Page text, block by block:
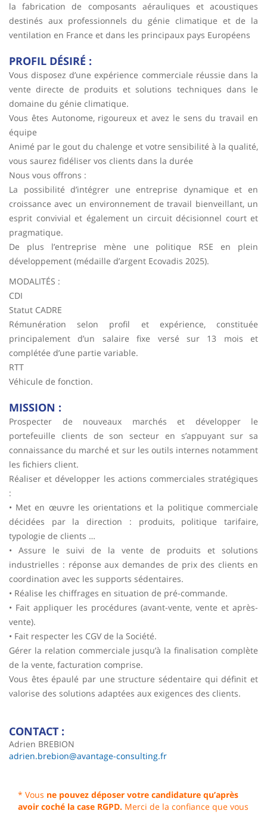
la fabrication de composants aérauliques et acoustiques
destinés aux professionnels du génie climatique et de la
ventilation en France et dans les principaux pays Européens
PROFIL DÉSIRÉ :
Vous disposez d’une expérience commerciale réussie dans la
vente directe de produits et solutions techniques dans le
domaine du génie climatique.
Vous êtes Autonome, rigoureux et avez le sens du travail en
équipe
Animé par le gout du chalenge et votre sensibilité à la qualité,
vous saurez fidéliser vos clients dans la durée
Nous vous offrons :
La possibilité d’intégrer une entreprise dynamique et en
croissance avec un environnement de travail bienveillant, un
esprit convivial et également un circuit décisionnel court et
pragmatique.
De plus l’entreprise mène une politique RSE en plein
développement (médaille d’argent Ecovadis 2025).
MODALITÉS :
CDI
Statut CADRE
Rémunération selon profil et expérience, constituée
principalement d’un salaire fixe versé sur 13 mois et
complétée d’une partie variable.
RTT
Véhicule de fonction.
MISSION :
Prospecter de nouveaux marchés et développer le
portefeuille clients de son secteur en s’appuyant sur sa
connaissance du marché et sur les outils internes notamment
les fichiers client.
Réaliser et développer les actions commerciales stratégiques
:
• Met en œuvre les orientations et la politique commerciale
décidées par la direction : produits, politique tarifaire,
typologie de clients …
• Assure le suivi de la vente de produits et solutions
industrielles : réponse aux demandes de prix des clients en
coordination avec les supports sédentaires.
• Réalise les chiffrages en situation de pré-commande.
• Fait appliquer les procédures (avant-vente, vente et après-
vente).
• Fait respecter les CGV de la Société.
Gérer la relation commerciale jusqu’à la finalisation complète
de la vente, facturation comprise.
Vous êtes épaulé par une structure sédentaire qui définit et
valorise des solutions adaptées aux exigences des clients.
CONTACT :
Adrien BREBION
adrien.brebion@avantage-consulting.fr
* Vous ne pouvez déposer votre candidature qu’après
avoir coché la case RGPD. Merci de la confiance que vous